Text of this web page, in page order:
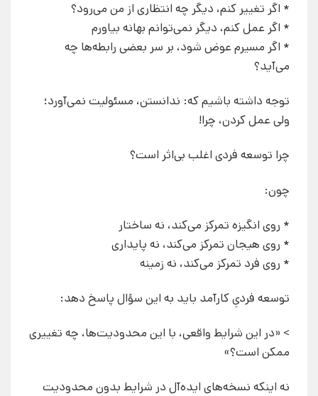
* اگر تغییر کنم، دیگر چه انتظاری از من می‌رود؟
* اگر عمل کنم، دیگر نمی‌توانم بهانه بیاورم
* اگر مسیرم عوض شود، بر سر بعضی رابطه‌ها چه
می‌آید؟
توجه داشته باشیم که: ندانستن، مسئولیت نمی‌آورد؛
ولی عمل کردن، چرا!
چرا توسعه فردی اغلب بی‌اثر است؟
چون:
* روی انگیزه تمرکز می‌کند، نه ساختار
* روی هیجان تمرکز می‌کند، نه پایداری
* روی فرد تمرکز می‌کند، نه زمینه
توسعه فردیِ کارآمد باید به این سؤال پاسخ دهد:
> «در این شرایط واقعی، با این محدودیت‌ها، چه تغییری
ممکن است؟»
نه اینکه نسخه‌های ایده‌آل در شرایط بدون محدودیت